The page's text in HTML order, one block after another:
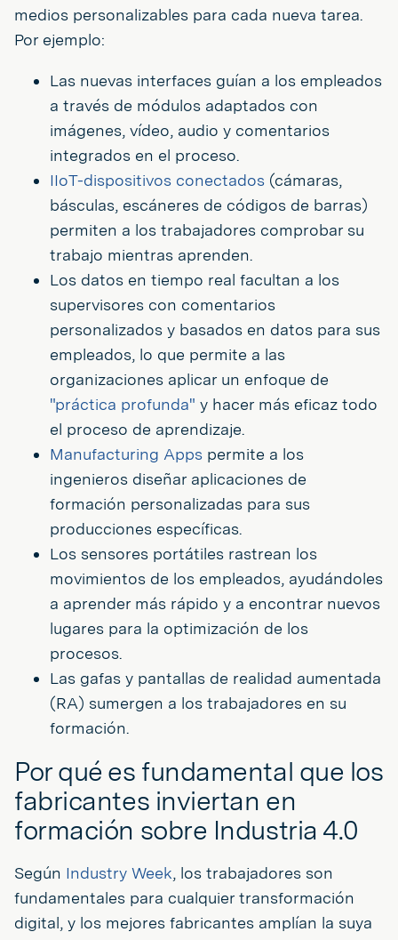
medios personalizables para cada nueva tarea.
Por ejemplo:
Las nuevas interfaces guían a los empleados
a través de módulos adaptados con
imágenes, vídeo, audio y comentarios
integrados en el proceso.
IIoT-dispositivos conectados (cámaras,
básculas, escáneres de códigos de barras)
permiten a los trabajadores comprobar su
trabajo mientras aprenden.
Los datos en tiempo real facultan a los
supervisores con comentarios
personalizados y basados en datos para sus
empleados, lo que permite a las
organizaciones aplicar un enfoque de
"práctica profunda" y hacer más eficaz todo
el proceso de aprendizaje.
Manufacturing Apps permite a los
ingenieros diseñar aplicaciones de
formación personalizadas para sus
producciones específicas.
Los sensores portátiles rastrean los
movimientos de los empleados, ayudándoles
a aprender más rápido y a encontrar nuevos
lugares para la optimización de los
procesos.
Las gafas y pantallas de realidad aumentada
(RA) sumergen a los trabajadores en su
formación.
Por qué es fundamental que los
fabricantes inviertan en
formación sobre Industria 4.0
Según Industry Week, los trabajadores son
fundamentales para cualquier transformación
digital, y los mejores fabricantes amplían la suya